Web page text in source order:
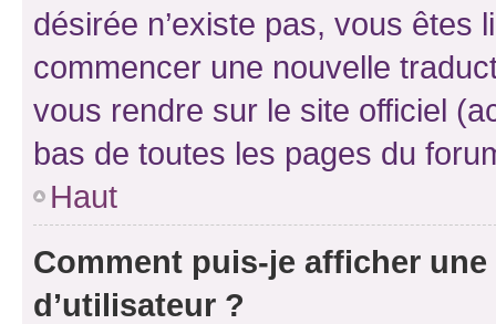
désirée n’existe pas, vous êtes
commencer une nouvelle
vous rendre sur le site officiel
bas de toutes les pages du
Haut
Comment puis-je afficher
d’utilisateur ?